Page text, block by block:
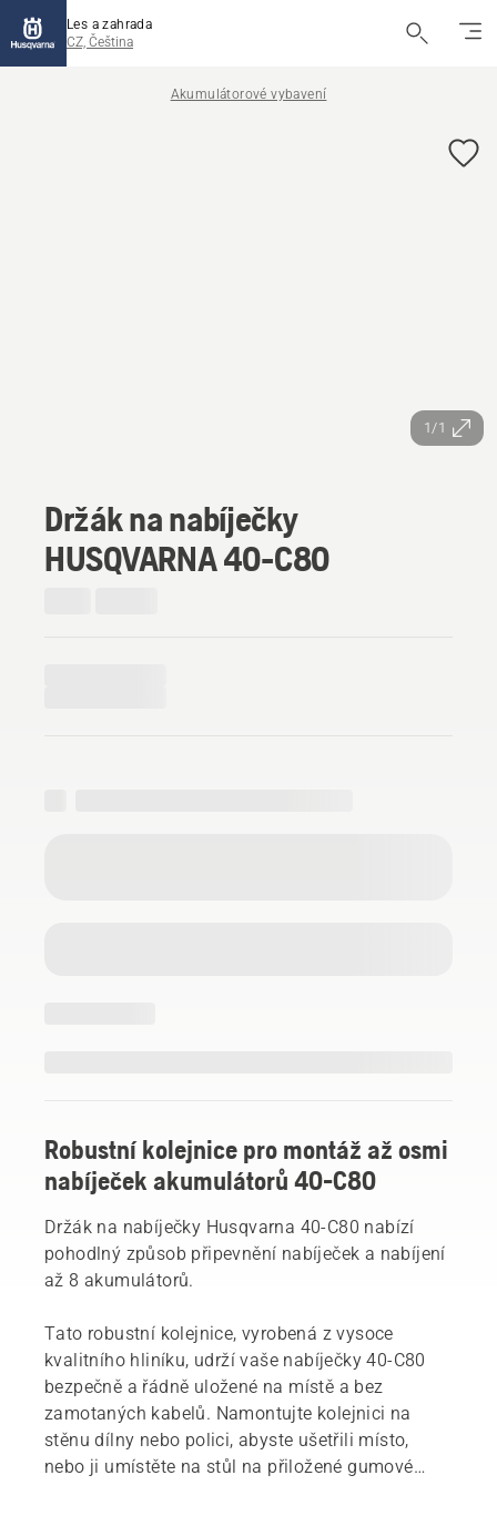
Les a zahrada
CZ, Čeština
Akumulátorové vybavení
1/1
Držák na nabíječky
HUSQVARNA 40-C80
Robustní kolejnice pro montáž až osmi
nabíječek akumulátorů 40-C80
Držák na nabíječky Husqvarna 40-C80 nabízí
pohodlný způsob připevnění nabíječek a nabíjení
až 8 akumulátorů.
Tato robustní kolejnice, vyrobená z vysoce
kvalitního hliníku, udrží vaše nabíječky 40-C80
bezpečně a řádně uložené na místě a bez
zamotaných kabelů. Namontujte kolejnici na
stěnu dílny nebo polici, abyste ušetřili místo,
nebo ji umístěte na stůl na přiložené gumové